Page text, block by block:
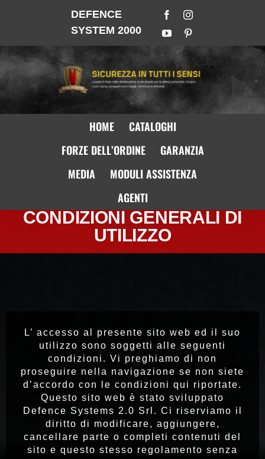
DEFENCE
SYSTEM 2000
HOME
CATALOGHI
FORZE DELL’ORDINE
GARANZIA
MEDIA
MODULI ASSISTENZA
AGENTI
CONDIZIONI GENERALI DI
UTILIZZO
L’ accesso al presente sito web ed il suo
utilizzo sono soggetti alle seguenti
condizioni. Vi preghiamo di non
proseguire nella navigazione se non siete
d’accordo con le condizioni qui riportate.
Questo sito web è stato sviluppato
Defence Systems 2.0 Srl. Ci riserviamo il
diritto di modificare, aggiungere,
cancellare parte o completi contenuti del
sito e questo stesso regolamento senza